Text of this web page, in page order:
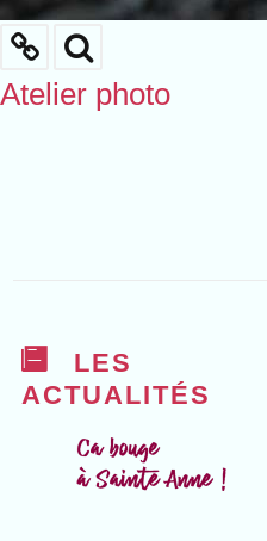
Atelier photo
LES
ACTUALITÉS